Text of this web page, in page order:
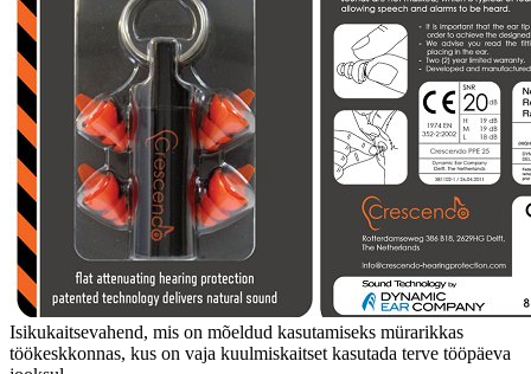
Isikukaitsevahend, mis on mõeldud kasutamiseks mürarikkas
töökeskkonnas, kus on vaja kuulmiskaitset kasutada terve tööpäeva